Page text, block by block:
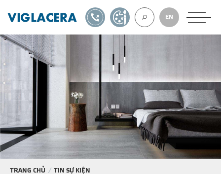
GẠCH ỐP LÁT
BÊ TÔNG KHÍ
EN
1900561582TỰ THIẾT KẾ
TRANG CHỦ TIN SỰ KIỆN